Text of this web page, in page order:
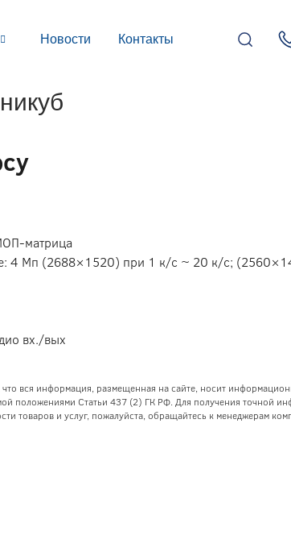
Новости Контакты
матрица
4 Мп (2688×1520) при 1 к/с ~ 20 к/с;
вх./вых
вся информация, размещенная на сайте, носит
положениями Статьи 437 (2) ГК РФ. Для получения точной
товаров и услуг, пожалуйста, обращайтесь к менеджерам